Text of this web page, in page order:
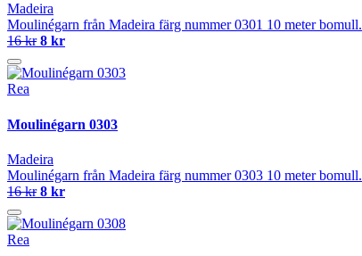
Madeira
Moulinégarn från Madeira färg nummer 0301 10 meter bomull.
16 kr 8 kr
Rea
Moulinégarn 0303
Madeira
Moulinégarn från Madeira färg nummer 0303 10 meter bomull.
16 kr 8 kr
Rea